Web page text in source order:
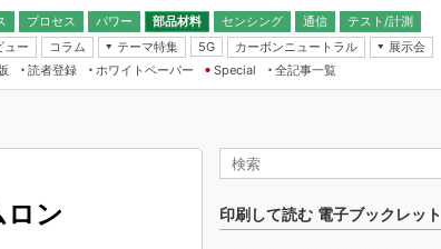
プロセス パワー 部品材料 センシング
通信
無線
テスト/計測
ュー コラム
テーマ特集
）
5G カーボンニュートラル
展示会
IoT・エッジコンピューティング
EXPO
TECHNO-FRONTIER
読者登録 ホワイトペーパー
Special
全記事一覧
ロン 印刷して読む 電子ブックレット